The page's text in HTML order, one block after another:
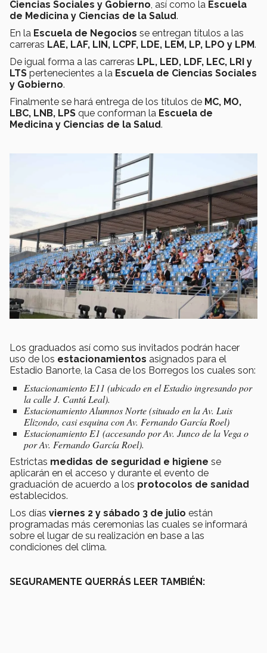
Ciencias Sociales y Gobierno , así como la Escuela
de Medicina y Ciencias de la Salud.
En la Escuela de Negocios se entregan títulos a las
carreras LAE, LAF, LIN, LCPF, LDE, LEM, LP, LPO y LPM.
De igual forma a las carreras LPL, LED, LDF, LEC, LRI y
LTS pertenecientes a la Escuela de Ciencias Sociales
y Gobierno.
Finalmente se hará entrega de los títulos de MC, MO,
LBC, LNB, LPS que conforman la Escuela de
Medicina y Ciencias de la Salud.
Los graduados así como sus invitados podrán hacer
uso de los estacionamientos asignados para el
Estadio Banorte, la Casa de los Borregos los cuales son:
Estacionamiento E11 (ubicado en el Estadio ingresando por
la calle J. Cantú Leal).
Estacionamiento Alumnos Norte (situado en la Av. Luis
Elizondo, casi esquina con Av. Fernando García Roel)
Estacionamiento E1 (accesando por Av. Junco de la Vega o
por Av. Fernando García Roel).
Estrictas medidas de seguridad e higiene se
aplicarán en el acceso y durante el evento de
graduación de acuerdo a los protocolos de sanidad
establecidos.
Los días viernes 2 y sábado 3 de julio están
programadas más ceremonias las cuales se informará
sobre el lugar de su realización en base a las
condiciones del clima.
SEGURAMENTE QUERRÁS LEER TAMBIÉN: